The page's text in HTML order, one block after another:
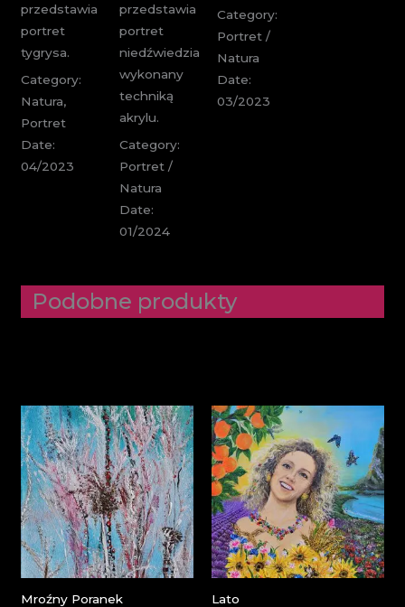
przedstawia
portret
tygrysa.
Category:
Natura,
Portret
Date:
04/2023
przedstawia
portret
niedźwiedzia
wykonany
techniką
akrylu.
Category:
Portret /
Natura
Date:
01/2024
Category:
Portret /
Natura
Date:
03/2023
Podobne produkty
Mroźny Poranek
Lato